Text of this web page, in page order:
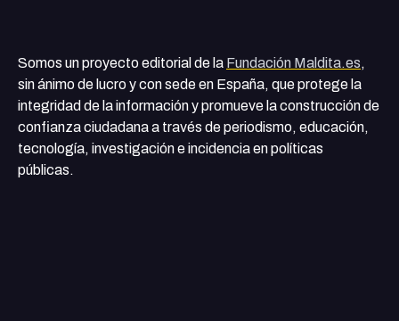
Somos un proyecto editorial de la Fundación Maldita.es,
sin ánimo de lucro y con sede en España, que protege la
integridad de la información y promueve la construcción de
confianza ciudadana a través de periodismo, educación,
tecnología, investigación e incidencia en políticas
públicas.